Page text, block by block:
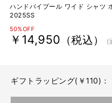
ハンドバイプール ワイド シャツ
2025SS
50%OFF
￥14,950 （税込） (
ギフトラッピング(￥110)：